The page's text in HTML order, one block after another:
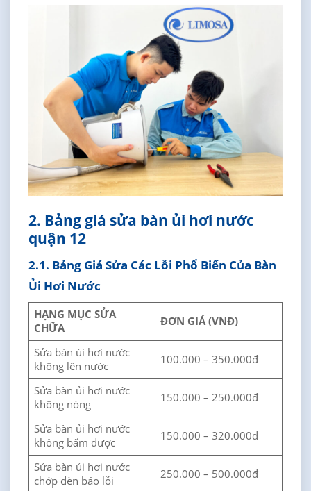
2. Bảng giá sửa bàn ủi hơi nước
quận 12
2.1. Bảng Giá Sửa Các Lỗi Phổ Biến Của Bàn
Ủi Hơi Nước
HẠNG MỤC SỬA
CHỮA
ĐƠN GIÁ(VNĐ)
Sửa bàn ùi hơi nước
không lên nước
100.000 – 350.000đ
Sửa bàn ủi hơi nước
không nóng
150.000 – 250.000đ
Sửa bàn ủi hơi nước
không bấm được
150.000 – 320.000đ
Sửa bàn ủi hơi nước
chớp đèn báo lỗi
250.000 – 500.000đ